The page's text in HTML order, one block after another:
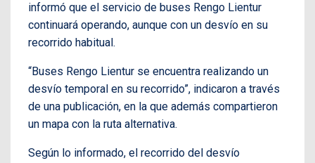
informó que el servicio de buses Rengo Lientur
continuará operando, aunque con un desvío en su
recorrido habitual.
“Buses Rengo Lientur se encuentra realizando un
desvío temporal en su recorrido”, indicaron a través
de una publicación, en la que además compartieron
un mapa con la ruta alternativa.
Según lo informado, el recorrido del desvío